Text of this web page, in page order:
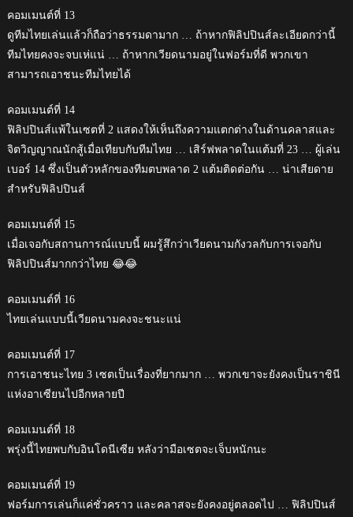
คอมเมนต์ที่ 13
ดูทีมไทยเล่นแล้วก็ถือว่าธรรมดามาก … ถ้าหากฟิลิปปินส์ละเอียดกว่านี้
ทีมไทยคงจะจบเห่แน่ … ถ้าหากเวียดนามอยู่ในฟอร์มที่ดี พวกเขา
สามารถเอาชนะทีมไทยได้
คอมเมนต์ที่ 14
ฟิลิปปินส์แพ้ในเซตที่ 2 แสดงให้เห็นถึงความแตกต่างในด้านคลาสและ
จิตวิญญาณนักสู้เมื่อเทียบกับทีมไทย … เสิร์ฟพลาดในแต้มที่ 23 … ผู้เล่น
เบอร์ 14 ซึ่งเป็นตัวหลักของทีมตบพลาด 2 แต้มติดต่อกัน … น่าเสียดาย
สำหรับฟิลิปปินส์
คอมเมนต์ที่ 15
เมื่อเจอกับสถานการณ์แบบนี้ ผมรู้สึกว่าเวียดนามกังวลกับการเจอกับ
ฟิลิปปินส์มากกว่าไทย 😂😂
คอมเมนต์ที่ 16
ไทยเล่นแบบนี้เวียดนามคงจะชนะแน่
คอมเมนต์ที่ 17
การเอาชนะไทย 3 เซตเป็นเรื่องที่ยากมาก … พวกเขาจะยังคงเป็นราชินี
แห่งอาเซียนไปอีกหลายปี
คอมเมนต์ที่ 18
พรุ่งนี้ไทยพบกับอินโดนีเซีย หลังว่ามือเซตจะเจ็บหนักนะ
คอมเมนต์ที่ 19
ฟอร์มการเล่นก็แค่ชั่วคราว และคลาสจะยังคงอยู่ตลอดไป … ฟิลิปปินส์